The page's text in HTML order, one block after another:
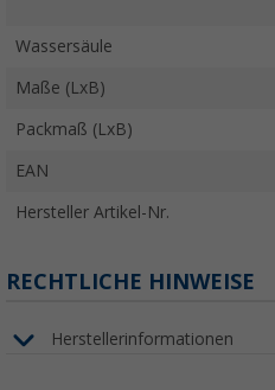
Wassersäule
Maße (LxB)
Packmaß (LxB)
EAN
Hersteller Artikel-Nr.
RECHTLICHE HINWEISE
Herstellerinformationen